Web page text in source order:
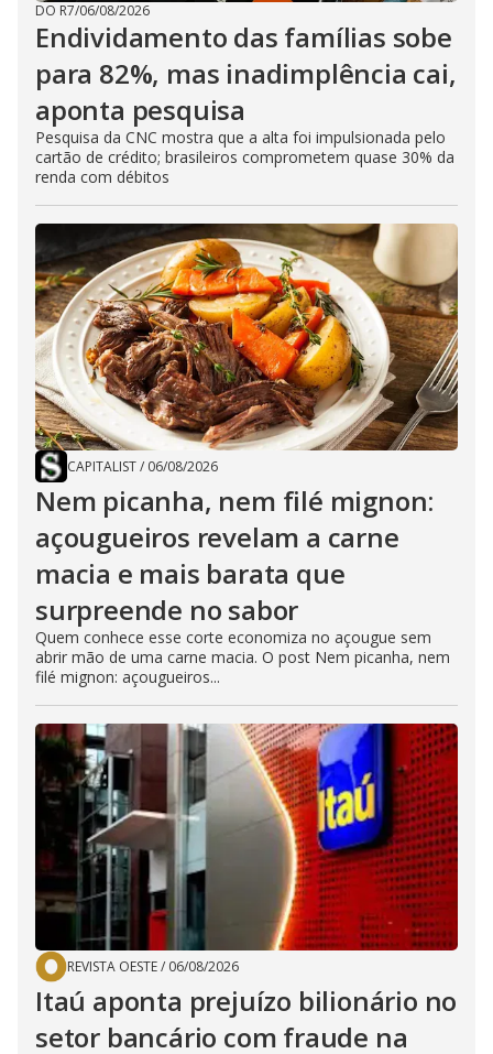
DO R7/06/08/2026
Endividamento das famílias sobe
para 82%, mas inadimplência cai,
aponta pesquisa
Pesquisa da CNC mostra que a alta foi impulsionada pelo
cartão de crédito; brasileiros comprometem quase 30% da
renda com débitos
CAPITALIST/ 06/08/2026
Nem picanha, nem filé mignon:
açougueiros revelam a carne
macia e mais barata que
surpreende no sabor
Quem conhece esse corte economiza no açougue sem
abrir mão de uma carne macia. O post Nem picanha, nem
filé mignon: açougueiros...
REVISTA OESTE/ 06/08/2026
Itaú aponta prejuízo bilionário no
setor bancário com fraude na